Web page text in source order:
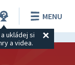
ukládej si
a videa.
MENU